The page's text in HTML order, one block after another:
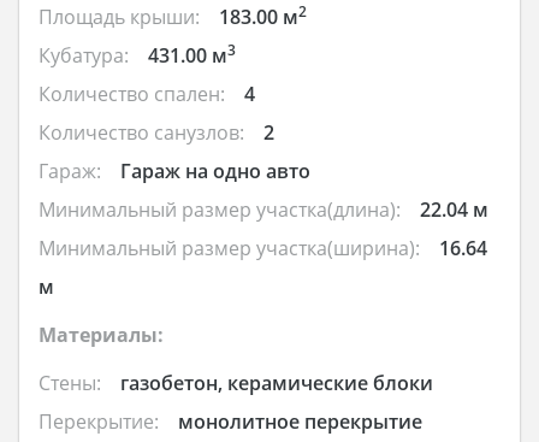
Площадь крыши:
183.00 м2
Кубатура: 431.00 м3
Количество спален:
4
Количество санузлов:
2
Гараж:
Гараж на одно авто
Минимальный размер участка(длина):
22.04 м
Минимальный размер участка(ширина):
16.64
м
Материалы:
Стены:
газобетон, керамические блоки
Перекрытие:
монолитное перекрытие